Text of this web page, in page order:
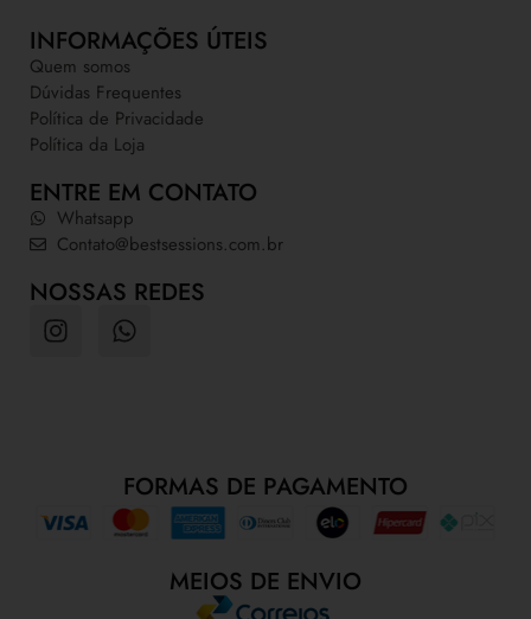
INFORMAÇÕES ÚTEIS
Quem somos
Dúvidas Frequentes
Política de Privacidade
Política da Loja
ENTRE EM CONTATO
Whatsapp
Contato@bestsessions.com.br
NOSSAS REDES
FORMAS DE PAGAMENTO
MEIOS DE ENVIO